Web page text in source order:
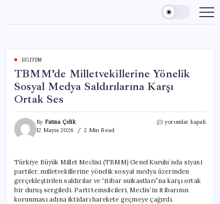
content
EĞITIM
TBMM’de Milletvekillerine Yönelik
Sosyal Medya Saldırılarına Karşı
Ortak Ses
By Fatma Çelik
12 Mayıs 2026
2 Min Read
TBMM’de
Saldırılarına
Karşı
Ortak
Ses
için
yorumlar kapalı
Türkiye Büyük Millet Meclisi (TBMM) Genel Kurulu’nda siyasi
partiler, milletvekillerine yönelik sosyal medya üzerinden
gerçekleştirilen saldırılar ve “itibar suikastları”na karşı ortak
bir duruş sergiledi. Parti temsilcileri, Meclis’in itibarının
korunması adına iktidarı harekete geçmeye çağırdı.